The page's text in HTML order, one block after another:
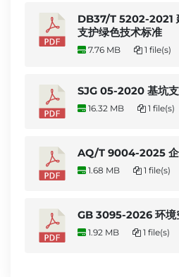
DB37/T 5202-2021
支护绿色技术标准
7.76 MB 1 file(s)
SJG 05-2020 基坑
16.32 MB 1 file(s)
AQ/T 9004-2025 企
1.68 MB 1 file(s)
GB 3095-2026 环境
1.92 MB 1 file(s)